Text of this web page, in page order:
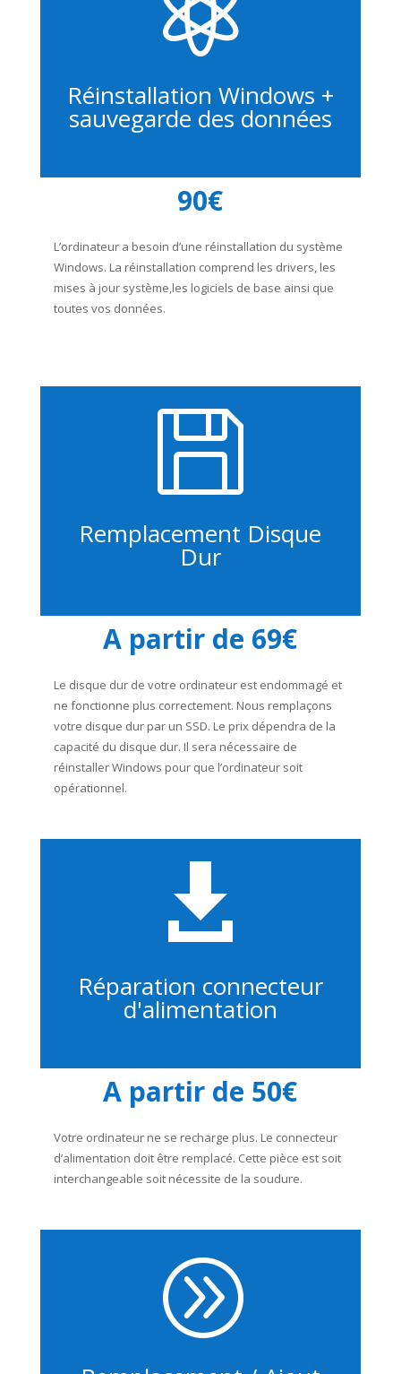
Réinstallation Windows +
sauvegarde des données
90€
L’ordinateur a besoin d’une réinstallation du système
Windows. La réinstallation comprend les drivers, les
mises à jour système,les logiciels de base ainsi que
toutes vos données.

Remplacement Disque
Dur
A partir de 69€
Le disque dur de votre ordinateur est endommagé et
ne fonctionne plus correctement. Nous remplaçons
votre disque dur par un SSD. Le prix dépendra de la
capacité du disque dur. Il sera nécessaire de
réinstaller Windows pour que l’ordinateur soit
opérationnel.

Réparation connecteur
d'alimentation
A partir de 50€
Votre ordinateur ne se recharge plus. Le connecteur
d’alimentation doit être remplacé. Cette pièce est soit
interchangeable soit nécessite de la soudure.
A